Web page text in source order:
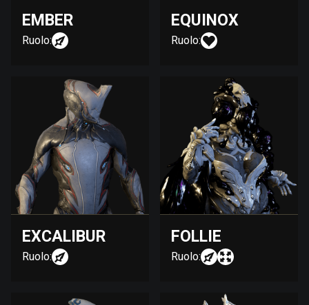
EMBER
Ruolo:
EQUINOX
Ruolo:
EXCALIBUR
Ruolo:
FOLLIE
Ruolo: